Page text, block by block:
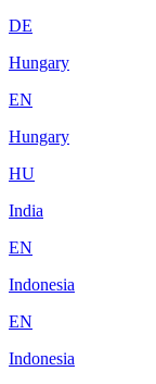
DE
Hungary
EN
Hungary
HU
India
EN
Indonesia
EN
Indonesia